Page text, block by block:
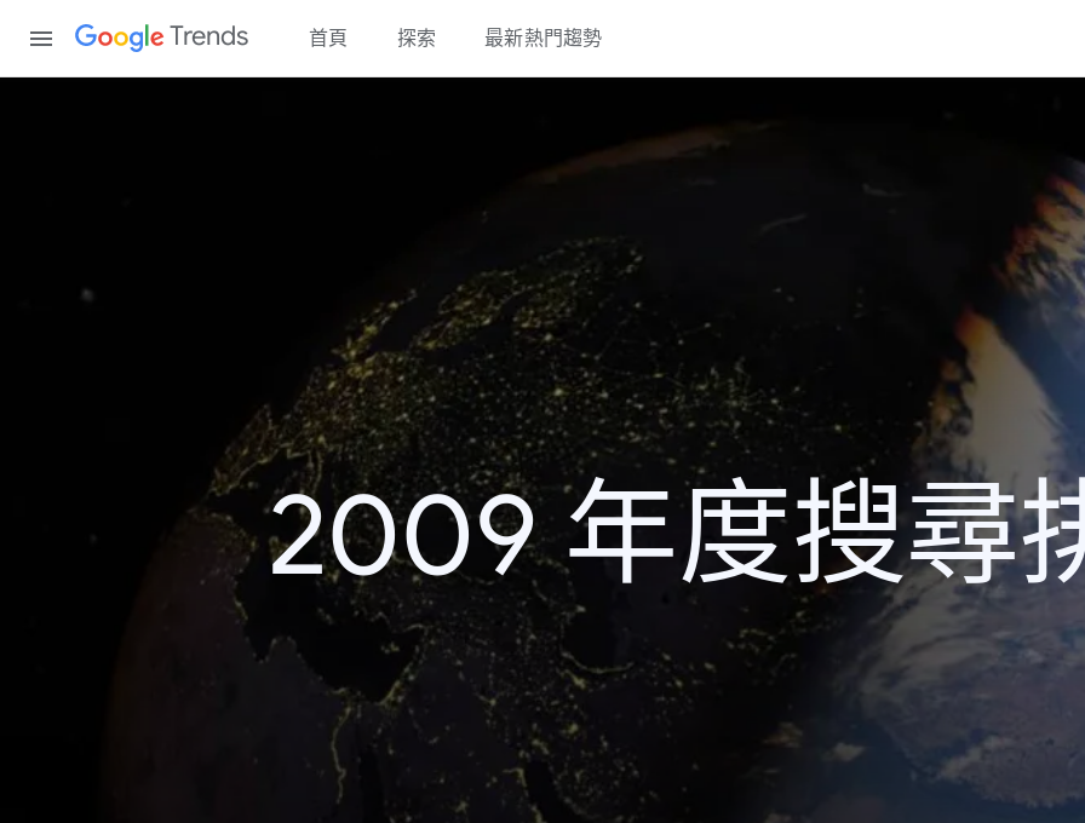
Trends 首頁 探索 最新熱門趨勢
2009 年度搜尋